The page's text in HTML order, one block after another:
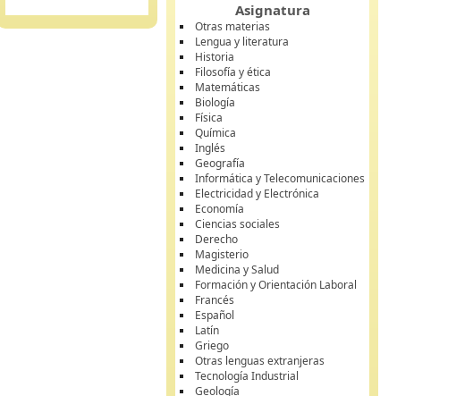
Asignatura
Otras materias
Lengua y literatura
Historia
Filosofía y ética
Matemáticas
Biología
Física
Química
Inglés
Geografía
Informática y Telecomunicaciones
Electricidad y Electrónica
Economía
Ciencias sociales
Derecho
Magisterio
Medicina y Salud
Formación y Orientación Laboral
Francés
Español
Latín
Griego
Otras lenguas extranjeras
Tecnología Industrial
Geología